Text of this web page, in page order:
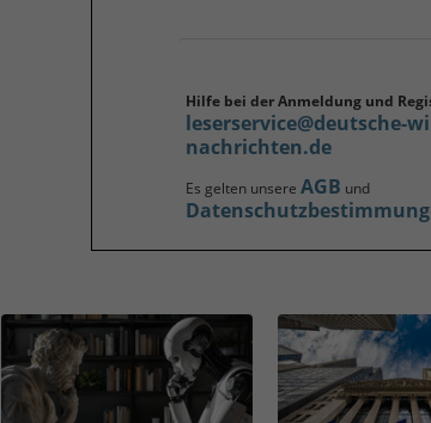
Hilfe bei der Anmeldung und
leserservice@deutsche-
nachrichten.de
Es gelten unsere AGB und